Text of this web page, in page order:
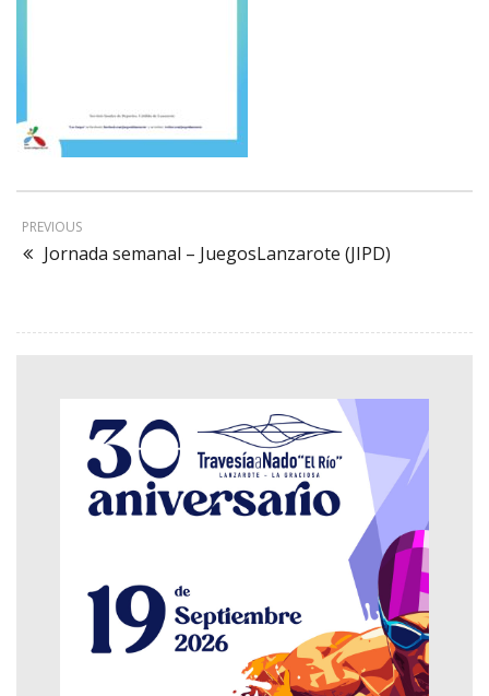
PREVIOUS
Jornada semanal – JuegosLanzarote (JIPD)